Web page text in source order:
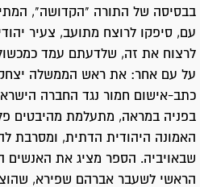
בבסיסה של התורה "הקדושה",
עם, סיפקו לרוצח מתועב, צעיר
לרצוח את זה, שלדעתם עמד
על עם אחר: את ראש הממשלה יצחק
כתב-אישום חמור נגד החברה
בפניה במראה, מתעלמת מהיבטים
האמונה היהודית הדתית, ומסרבת
שבאויביה. הספר מציג את האנשים
הראשי לשעבר אברהם שפירא,